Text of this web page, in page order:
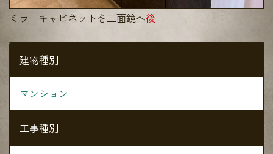
ミラーキャビネットを三面鏡へ後
建物種別
マンション
工事種別